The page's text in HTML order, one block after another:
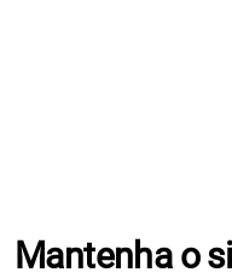
Mantenha o